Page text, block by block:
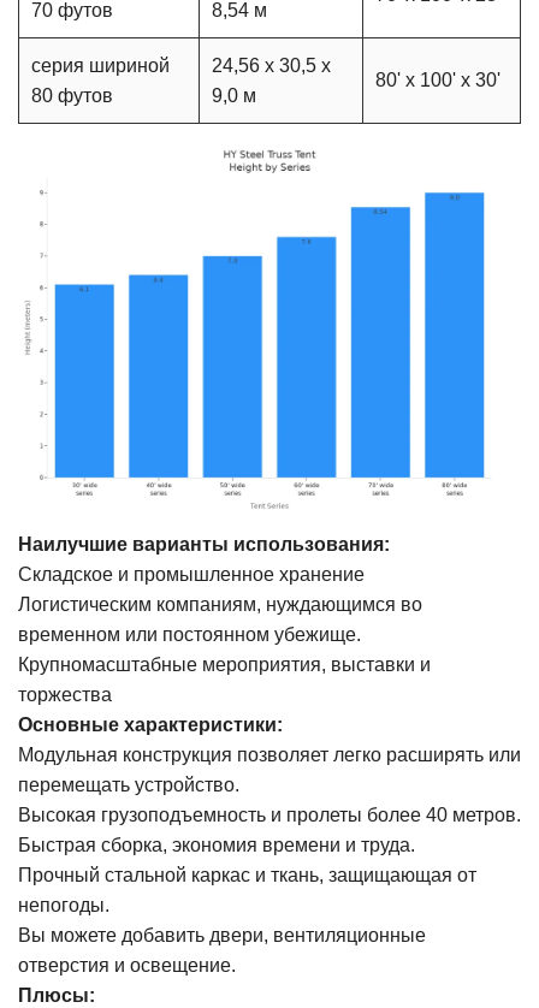
70 футов
8,54 м
серия шириной
80 футов
24,56 x 30,5 x
9,0 м
80' x 100' x 30'
Наилучшие варианты использования:
Складское и промышленное хранение
Логистическим компаниям, нуждающимся во
временном или постоянном убежище.
Крупномасштабные мероприятия, выставки и
торжества
Основные характеристики:
Модульная конструкция позволяет легко расширять или
перемещать устройство.
Высокая грузоподъемность и пролеты более 40 метров.
Быстрая сборка, экономия времени и труда.
Прочный стальной каркас и ткань, защищающая от
непогоды.
Вы можете добавить двери, вентиляционные
отверстия и освещение.
Плюсы: